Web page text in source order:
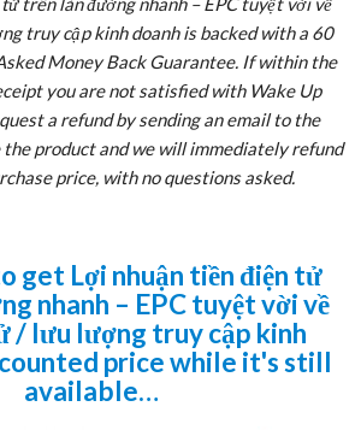
truy cập kinh doanh is backed with a 60
Money Back Guarantee. If within the
you are not satisfied with Wake Up
a refund by sending an email to the
the product and we will immediately refund
price, with no questions asked.
get Lợi nhuận tiền điện tử
nhanh – EPC tuyệt vời về
/ lưu lượng truy cập kinh
price while it's still
available…